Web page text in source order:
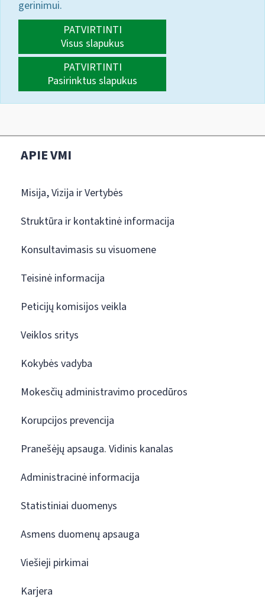
gerinimui.
PATVIRTINTI
Visus slapukus
PATVIRTINTI
Pasirinktus slapukus
APIE VMI
Misija, Vizija ir Vertybės
Struktūra ir kontaktinė informacija
Konsultavimasis su visuomene
Teisinė informacija
Peticijų komisijos veikla
Veiklos sritys
Kokybės vadyba
Mokesčių administravimo procedūros
Korupcijos prevencija
Pranešėjų apsauga. Vidinis kanalas
Administracinė informacija
Statistiniai duomenys
Asmens duomenų apsauga
Viešieji pirkimai
Karjera